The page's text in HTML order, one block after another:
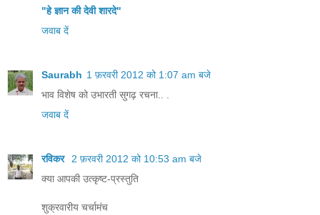
"हे ज्ञान की देवी शारदे"
जवाब दें
Saurabh 1 फ़रवरी 2012 को 1:07 am बजे
भाव विशेष को उभारती सुगढ़ रचना.. .
जवाब दें
रविकर
2 फ़रवरी 2012 को 10:53 am बजे
क्या आपकी उत्कृष्ट-प्रस्तुति
शुक्रवारीय चर्चामंच